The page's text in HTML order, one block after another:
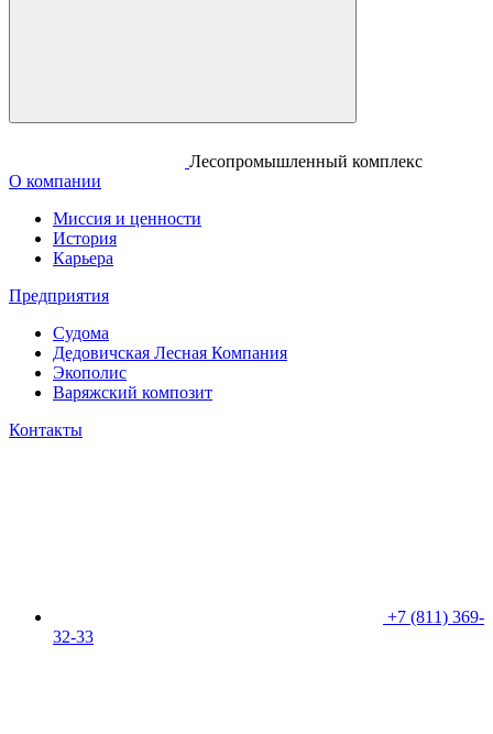
Лесопромышленный комплекс
О компании
Миссия и ценности
История
Карьера
Предприятия
Судома
Дедовичская Лесная Компания
Экополис
Варяжский композит
Контакты
+7 (811) 369-
32-33